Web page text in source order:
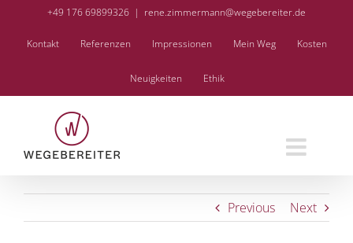
+49 176 69899326 | rene.zimmermann@wegebereiter.de
Kontakt Referenzen Impressionen Mein Weg Kosten
Neuigkeiten Ethik
Previous Next